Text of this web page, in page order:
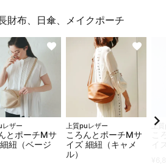
財布、日傘、メイクポーチ
ザー
とポーチMサ
紐（ベージ
上質puレザー
ころんとポーチMサ
イズ 細紐（キャメ
ル）
上